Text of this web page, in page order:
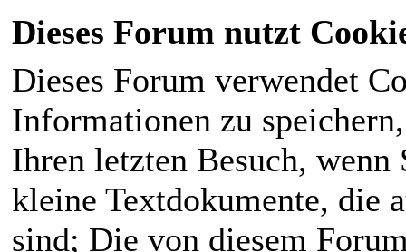
Dieses Forum nutzt
Dieses Forum verwendet
Informationen zu
Ihren letzten Besuch,
kleine Textdokumente, die
sind; Die von diesem